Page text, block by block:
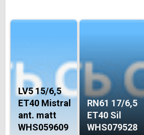
LV5 15/6,5
ET40 Mistral
ant. matt
WHS059609
RN61 17/6,5
ET40 Sil
WHS079528